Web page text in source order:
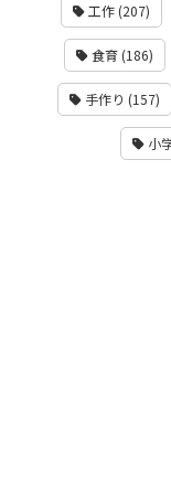
工作 (207)
食育 (186)
手作り (157)
小